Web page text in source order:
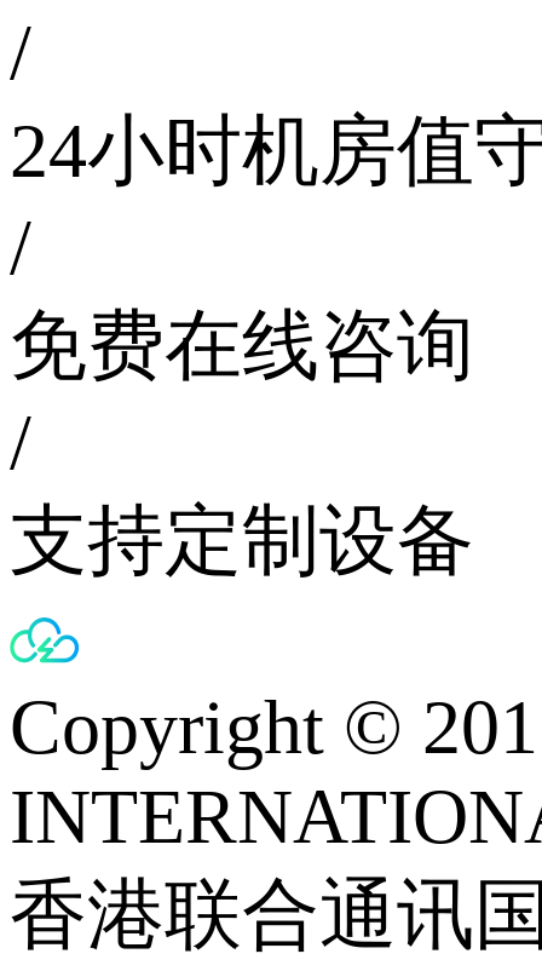
/
24小时机房值
/
免费在线咨询
/
支持定制设备
Copyright ©
香港联合通讯